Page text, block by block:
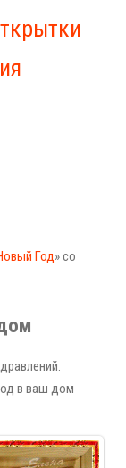
Год» со
в ваш дом